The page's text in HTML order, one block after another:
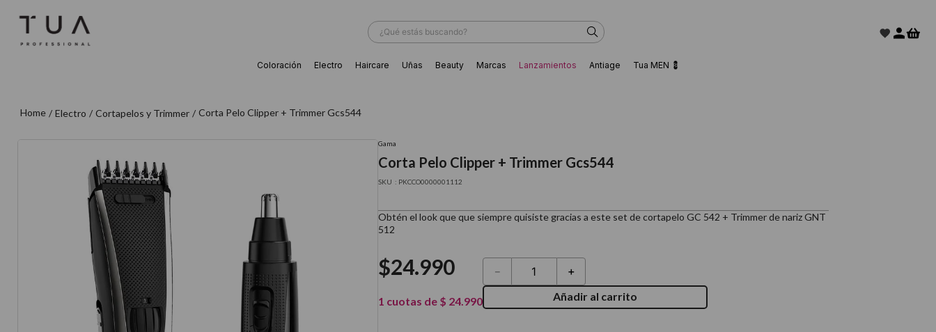
¿Qué estás buscando?
Coloración Electro Haircare Uñas Beauty Marcas Lanzamientos Antiage Tua MEN 💈
Electro Cortapelos y Trimmer Corta Pelo Clipper + Trimmer Gcs544
Gama
Corta Pelo Clipper + Trimmer Gcs544
: PKCCO0000001112
Obtén el look que que siempre quisiste gracias a este set de cortapelo GC 542 + Trimmer de nariz GNT
512
$24.990
1 cuotas de $ 24.990
＋
－
Añadir al carrito
cepillo
gama
. secador
8. loreal
9. acondicionador
10. protector térmico